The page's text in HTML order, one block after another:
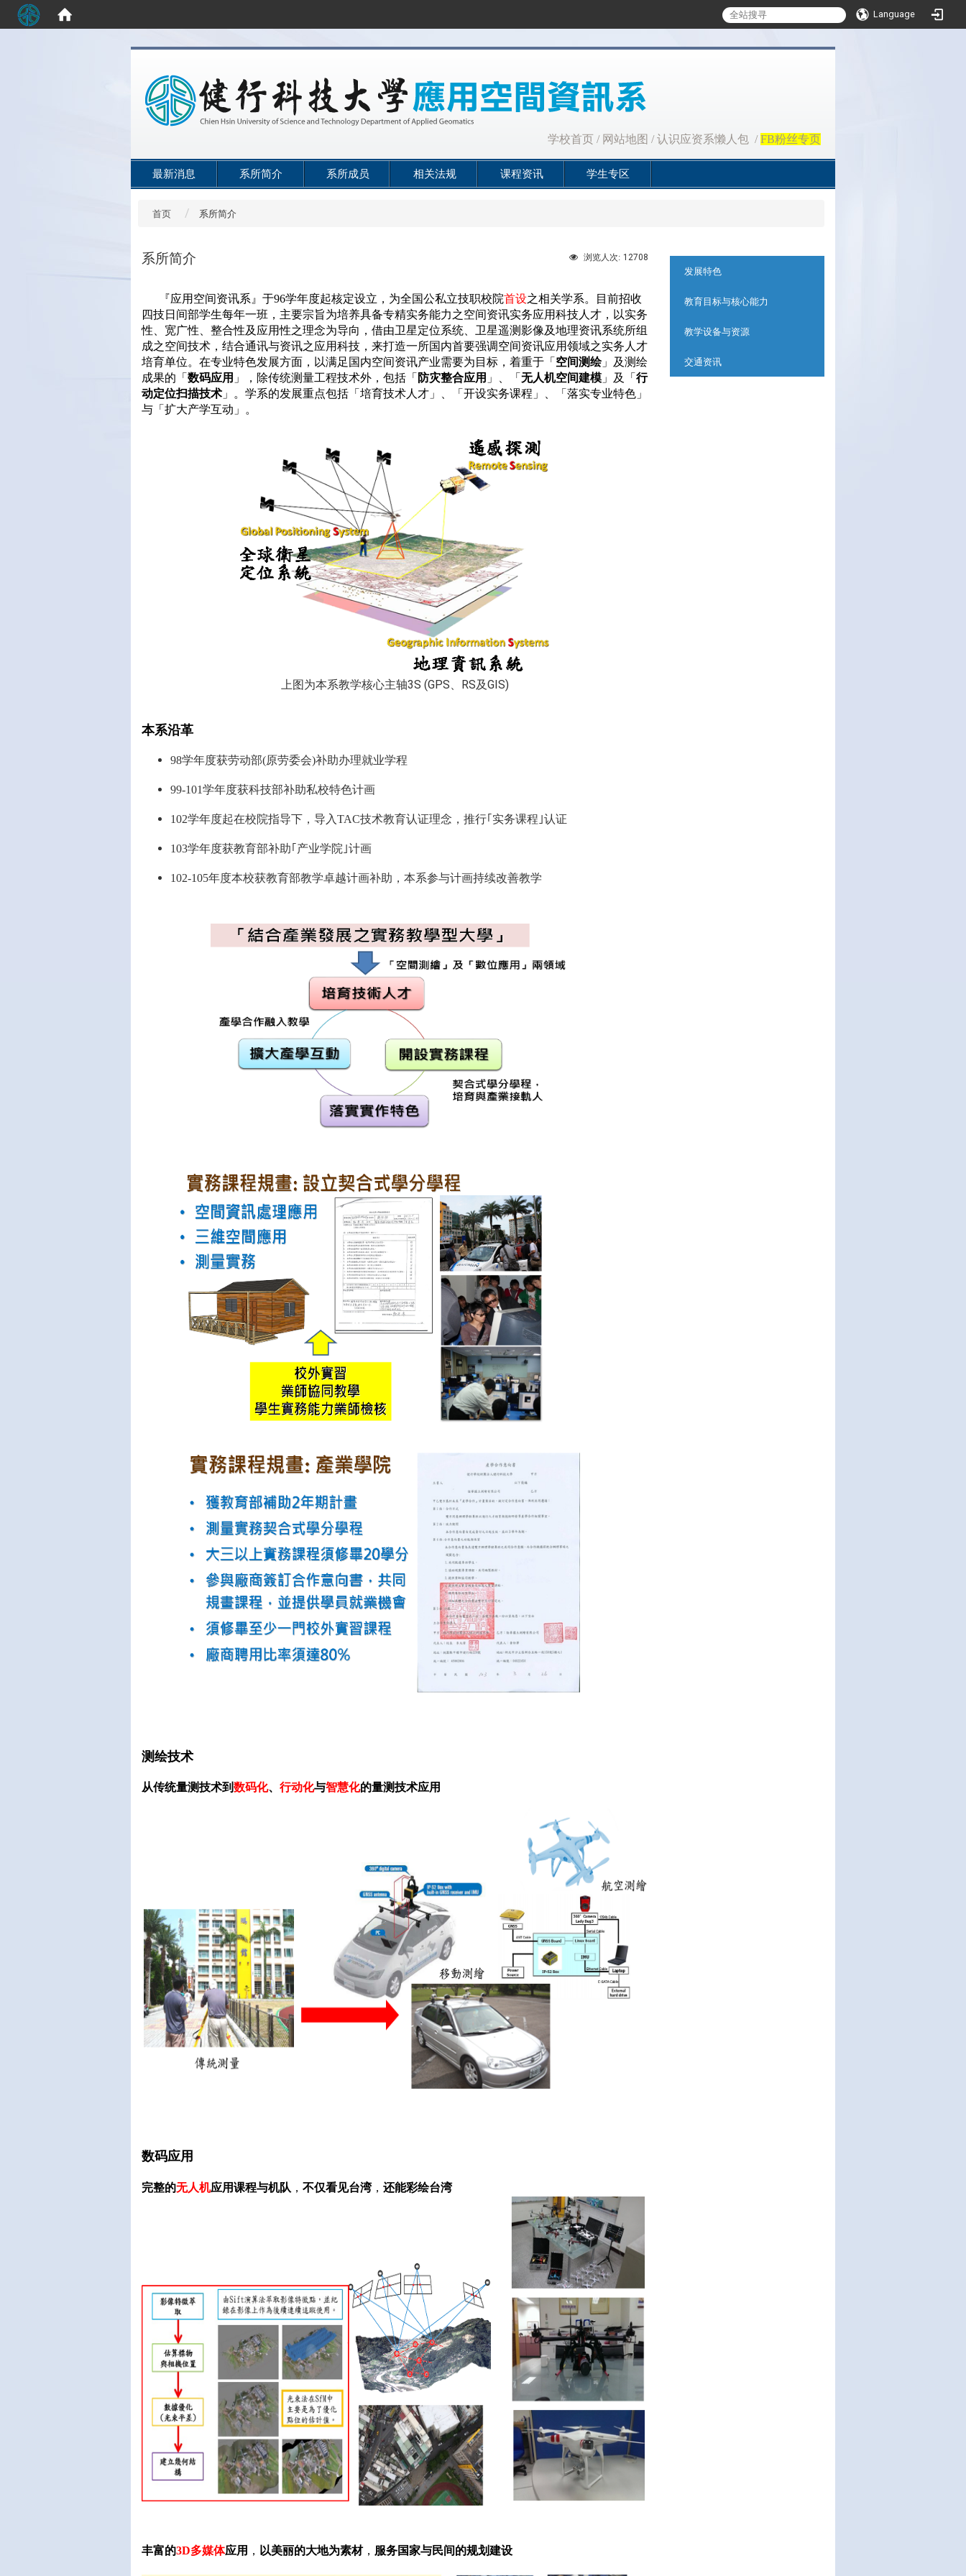
Language
学校首页 / 网站地图 /认识应资系懒人包 /FB粉丝专页
最新消息 系所简介 系所成员 相关法规 课程资讯 学生专区
首页 系所简介
浏览人次: 12708
系所简介
『应用空间资讯系』于96学年度起核定设立，为全国公私立技职校院首设之相关学系。
目前招收
四技日间部学生每年一班，主要宗旨为培养具备专精实务能力之空间资讯实务应用科技人才，以实务
性、宽广性、整合性及应用性之理念为导向，借由卫星定位系统、卫星遥测影像及地理资讯系统所组
成之空间技术，结合通讯与资讯之应用科技，来打造一所国内首要强调空间资讯应用领域之实务人才
培育单位。在专业特色发展方面，以满足国内空间资讯产业需要为目标，着重于「 空间测绘 」及测绘
成果的「 数码应用 」，除传统测量工程技术外，包括「 防灾整合应用 」、「 无人机空间建模 」及「 行
动定位扫描技术 」。学系的发展重点包括「培育技术人才」、「开设实务课程」、「落实专业特色」
与「扩大产学互动」。
上图为本系教学核心主轴3S (GPS、RS及GIS)
本系沿革
98学年度获劳动部(原劳委会)补助办理就业学程
99-101学年度获科技部补助私校特色计画
102学年度起在校院指导下，导入TAC技术教育认证理念，推行｢实务课程｣认证
103学年度获教育部补助｢产业学院｣计画
102-105年度本校获教育部教学卓越计画补助，本系参与计画持续改善教学
测绘技术
从传统量测技术到数码化、 行动化与智慧化的量测技术应用
数码应用
完整的无人机应用课程与机队 ， 不仅看见台湾， 还能彩绘台湾
丰富的3D多媒体应用 ， 以美丽的大地为素材， 服务国家与民间的规划建设
发展特色
教育目标与核心能力
教学设备与资源
交通资讯